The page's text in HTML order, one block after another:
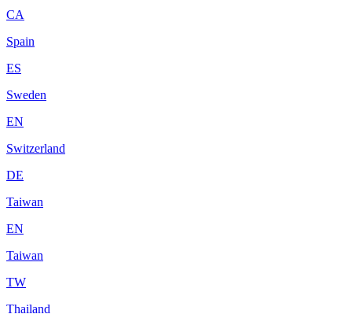
CA
Spain
ES
Sweden
EN
Switzerland
DE
Taiwan
EN
Taiwan
TW
Thailand